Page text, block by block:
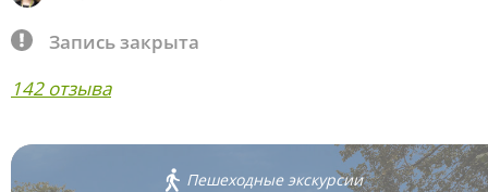
Запись закрыта
142 отзыва
Пешеходные экскурсии